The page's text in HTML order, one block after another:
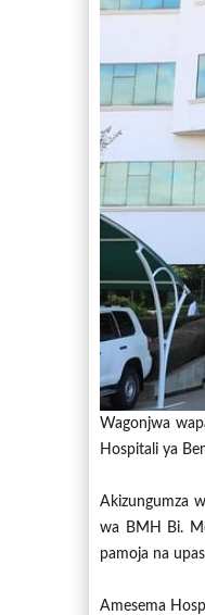
Wagonjwa
Hospitali ya
Akizungumza
wa BMH Bi.
pamoja na
Amesema